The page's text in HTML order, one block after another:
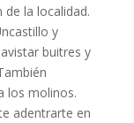
de la localidad.
y
buitres y
los molinos.
adentrarte en